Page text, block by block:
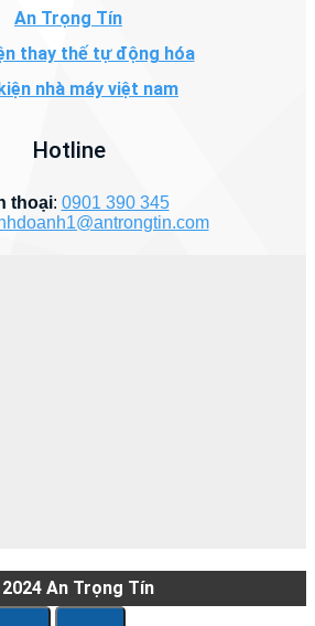
An Trọng Tín
thay thế tự động hóa
nhà máy việt nam
Hotline
thoại: 0901 390 345
An Trọng Tín